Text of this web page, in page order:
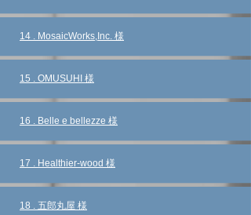
​14 . MosaicWorks,Inc. 様
​15 . OMUSUHI 様
​16 . Belle e bellezze 様
​17 . Healthier-wood 様
​18 . 五郎丸屋 様